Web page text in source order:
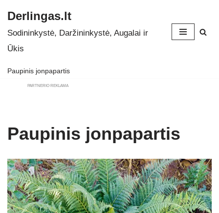
Skip
to
Derlingas.lt
Sodininkystė, Daržininkystė, Augalai ir
Ūkis
Paupinis jonpapartis
PARTNERIO REKLAMA
Paupinis jonpapartis